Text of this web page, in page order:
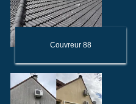
Couvreur 88